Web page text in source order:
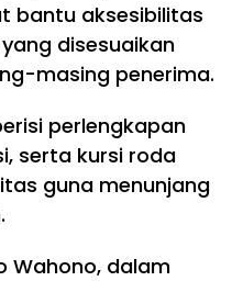
bantu aksesibilitas
disesuaikan
masing penerima.
perlengkapan
serta kursi roda
guna menunjang
Wahono, dalam